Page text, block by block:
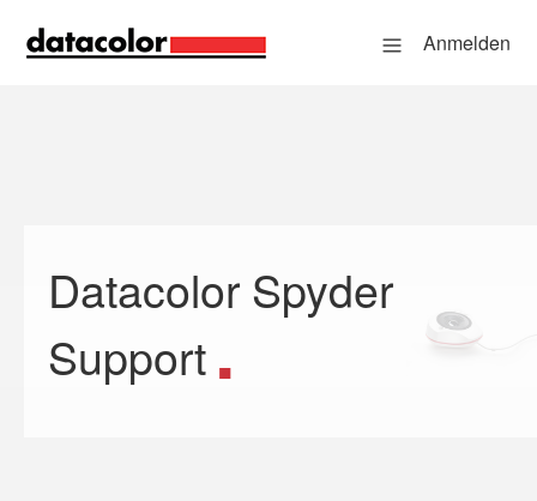
Anmelden
Datacolor Spyder
Support
Suche